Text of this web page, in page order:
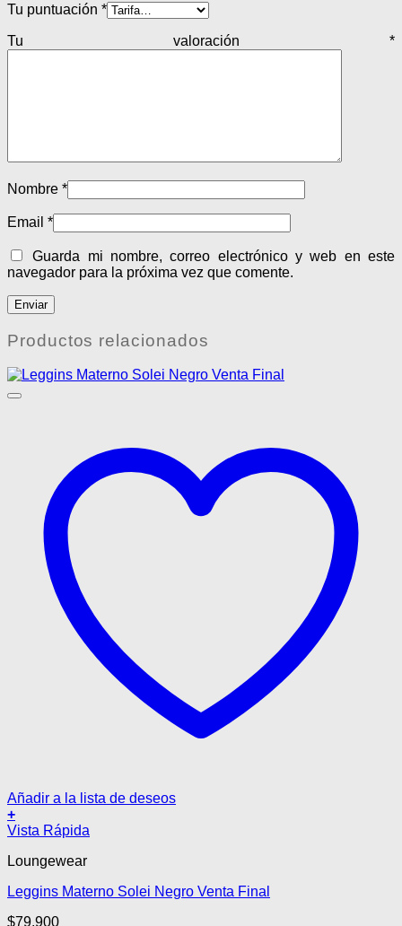
Tu puntuación *
Tu valoración *
Nombre *
Email *
Guarda mi nombre, correo electrónico y web en este
navegador para la próxima vez que comente.
Productos relacionados
Añadir a la lista de deseos
+
Este
tiene
variantes.
Vista Rápida
Loungewear
Leggins Materno Solei Negro Venta Final
$79.900